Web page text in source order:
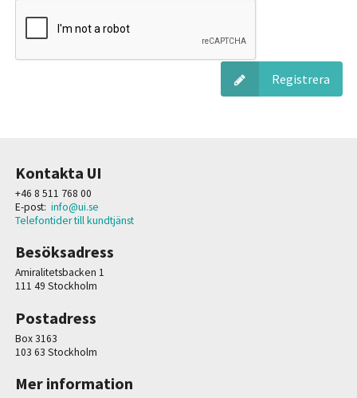
Registrera
Kontakta UI
+46 8 511 768 00
E-post: info@ui.se
Telefontider till kundtjänst
Besöksadress
Amiralitetsbacken 1
111 49 Stockholm
Postadress
Box 3163
103 63 Stockholm
Mer information